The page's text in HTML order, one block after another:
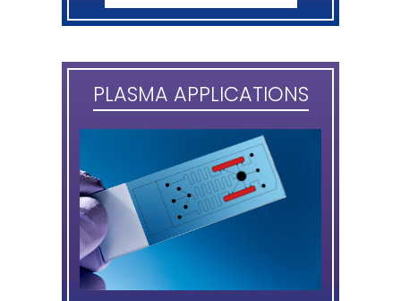
PLASMA APPLICATIONS